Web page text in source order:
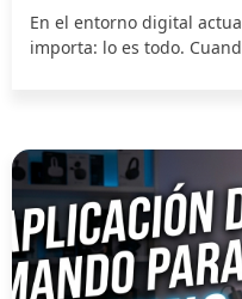
En el entorno digital
importa: lo es todo.